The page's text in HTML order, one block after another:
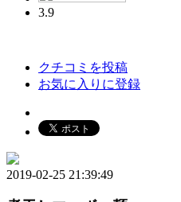
3.9
クチコミを投稿
お気に入りに登録
2019-02-25 21:39:49